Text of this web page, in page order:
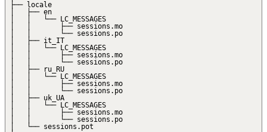
├── locale
│ ├── en
│ │ └── LC_MESSAGES
│ │ ├── sessions.mo
│ │ └── sessions.po
│ ├── it_IT
│ │ └── LC_MESSAGES
│ │ ├── sessions.mo
│ │ └── sessions.po
│ ├── ru_RU
│ │ └── LC_MESSAGES
│ │ ├── sessions.mo
│ │ └── sessions.po
│ ├── uk_UA
│ │ └── LC_MESSAGES
│ │ ├── sessions.mo
│ │ └── sessions.po
│ └── sessions.pot